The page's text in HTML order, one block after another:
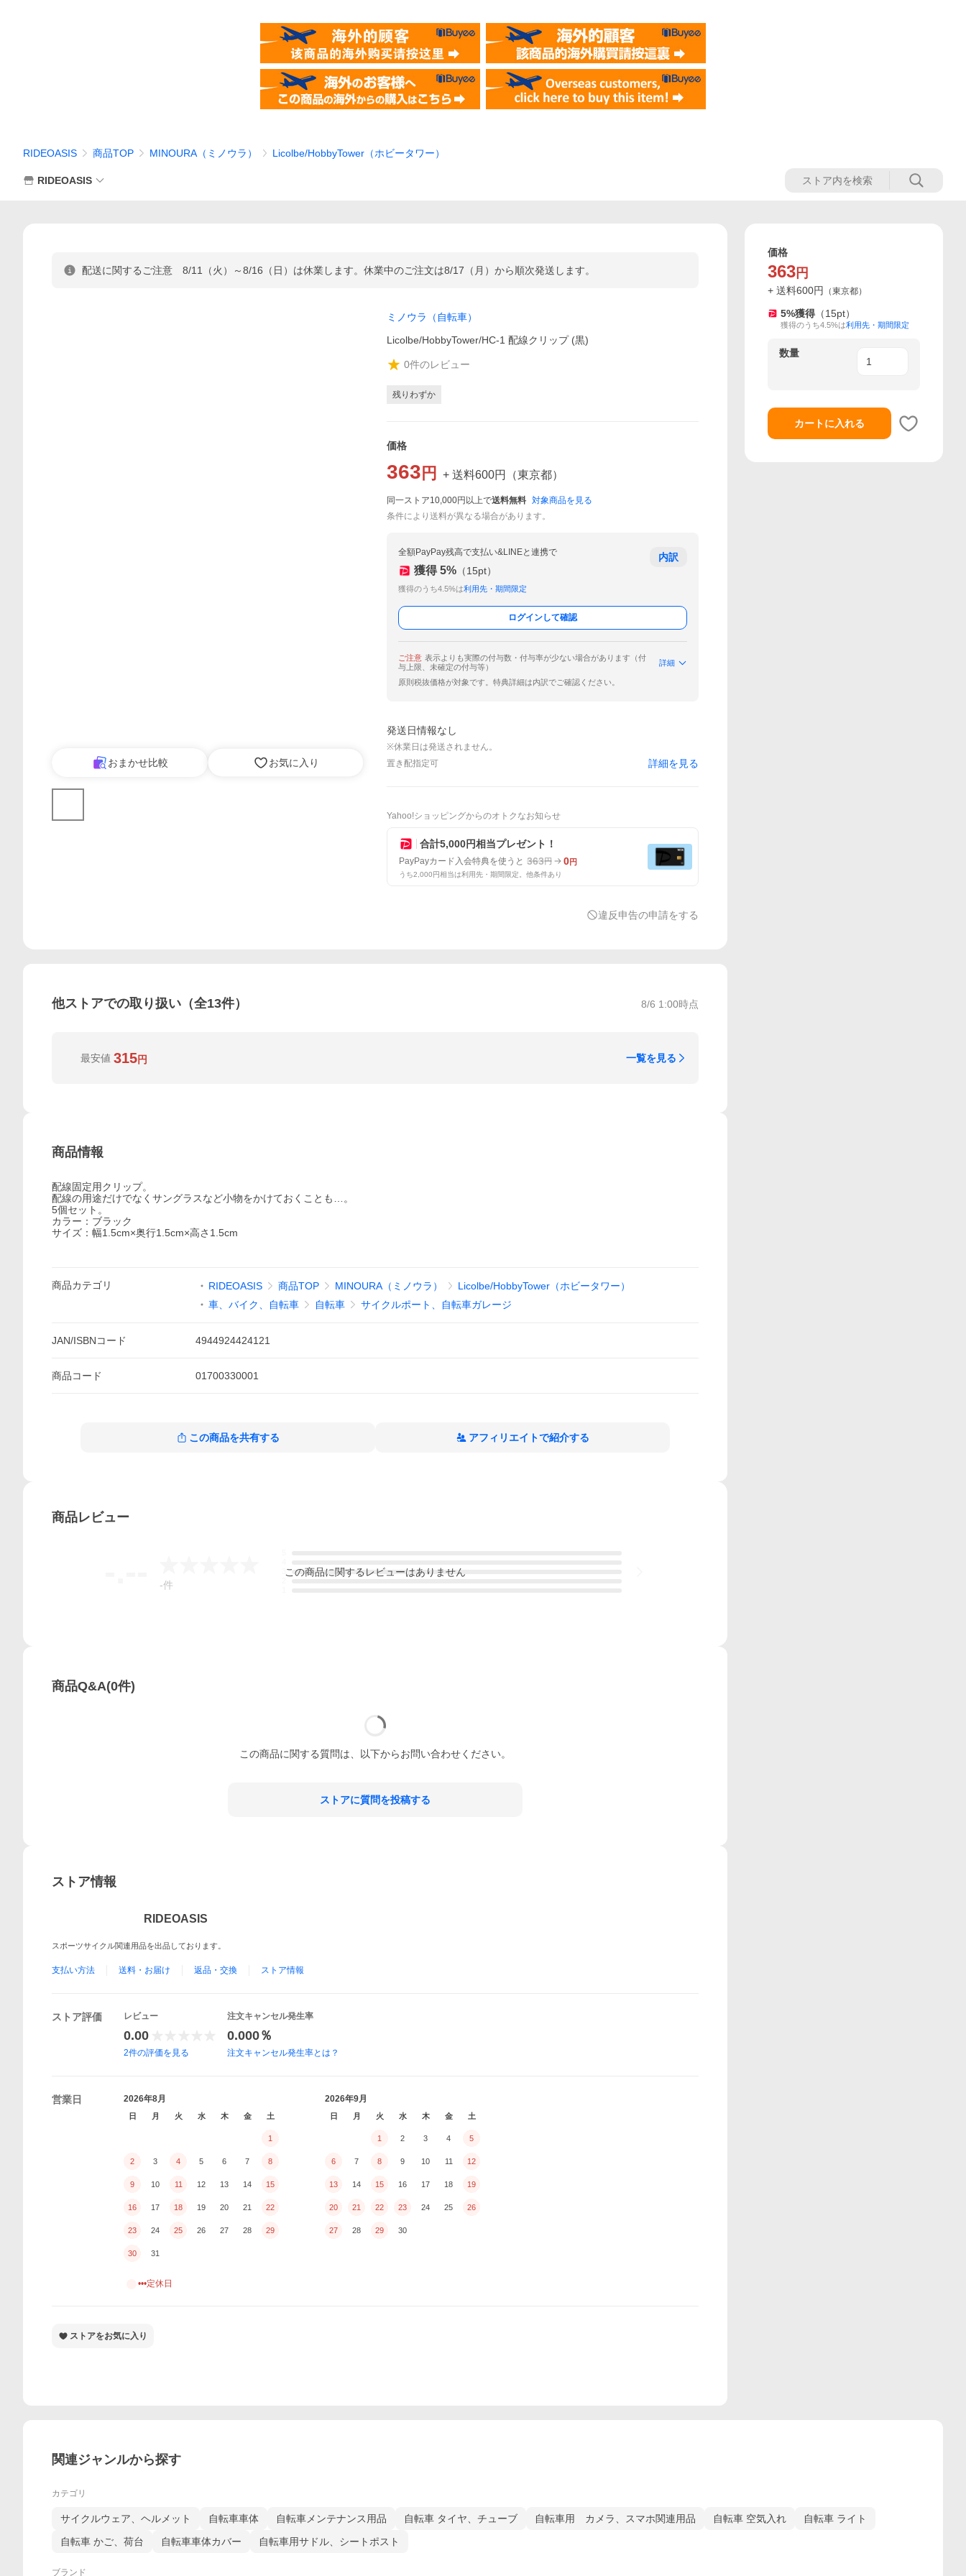
RIDEOASIS 商品TOP MINOURA（ミノウラ） Licolbe/HobbyTower（ホビータワー）
RIDEOASIS
配送に関するご注意 8/11（火）～8/16（日）は休業します。休業中のご注文は8/17（月）から順次発送します。
おまかせ比較 お気に入り
ミノウラ（自転車）
Licolbe/HobbyTower/HC-1 配線クリップ (黒)
0件のレビュー
残りわずか
価格
363 円 + 送料600円 （東京都）
同一ストア10,000円以上で送料無料 対象商品を見る
条件により送料が異なる場合があります。
全額PayPay残高で支払い&LINEと連携で
獲得 5% （15pt）
獲得のうち4.5%は利用先・期間限定
内訳
ログインして確認
ご注意 表示よりも実際の付与数・付与率が少ない場合があります（付
与上限、未確定の付与等）
詳細
原則税抜価格が対象です。特典詳細は内訳でご確認ください。
発送日情報なし
※休業日は発送されません。
置き配指定可
詳細を見る
Yahoo!ショッピングからのオトクなお知らせ
合計5,000円相当プレゼント！
PayPayカード入会特典を使うと 363円 0円
うち2,000円相当は利用先・期間限定。他条件あり
違反申告の申請をする
他ストアでの取り扱い（全13件） 8/6 1:00時点
最安値 315円 一覧を見る
商品情報
配線固定用クリップ。
配線の用途だけでなくサングラスなど小物をかけておくことも…。
5個セット。
カラー：ブラック
サイズ：幅1.5cm×奥行1.5cm×高さ1.5cm
商品カテゴリ RIDEOASIS 商品TOP MINOURA（ミノウラ）
Licolbe/HobbyTower（ホビータワー）
車、バイク、自転車
自転車 サイクルポート、自転車ガレージ
JAN/ISBNコード 4944924424121
商品コード 01700330001
この商品を共有する アフィリエイトで紹介する
商品レビュー
-件
この商品に関するレビューはありません
商品Q&A(0件)
この商品に関する質問は、以下からお問い合わせください。
ストアに質問を投稿する
ストア情報
RIDEOASIS
スポーツサイクル関連用品を出品しております。
支払い方法 送料・お届け 返品・交換 ストア情報
ストア評価 レビュー
0.00
2件の評価を見る
注文キャンセル発生率
0.000％
注文キャンセル発生率とは？
営業日 2026年8月
日 月 火 水 木 金 土
1
2 3 4 5 6 7 8
9 10 11 12 13 14 15
16 17 18 19 20 21 22
23 24 25 26 27 28 29
30 31
2026年9月
日 月 火 水 木 金 土
1 2 3 4 5
6 7 8 9 10 11 12
13 14 15 16 17 18 19
20 21 22 23 24 25 26
27 28 29 30
•••定休日
ストアをお気に入り
価格
363 円
+ 送料600円 （東京都）
5%獲得 （15pt）
獲得のうち4.5%は利用先・期間限定
数量
カートに入れる
関連ジャンルから探す
カテゴリ
サイクルウェア、ヘルメット 自転車車体 自転車メンテナンス用品 自転車 タイヤ、チューブ 自転車用 カメラ、スマホ関連用品 自転車 空気入れ
自転車 ライト
自転車 かご、荷台
自転車車体カバー 自転車用サドル、シートポスト
ブランド